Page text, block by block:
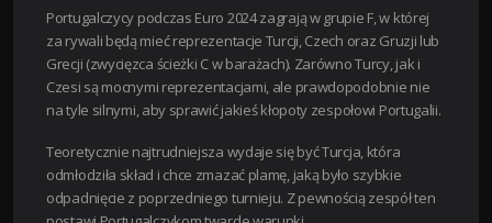
Portugalczycy podczas Euro 2024 zagrają w grupie F, w której
za rywali będą mieć reprezentacje Turcji, Czech oraz Gruzji lub
Grecji (zwycięzca ścieżki C w barażach). Zarówno Turcy, jak i
Czesi są mocnymi reprezentacjami, ale prawdopodobnie nie
na tyle silnymi, aby sprawić jakieś kłopoty zespołowi Portugalii.
Teoretycznie najtrudniejsza wydaje się być Turcja, która
odmłodziła skład i chce zmazać plamę, jaką było szybkie
odpadnięcie z poprzedniego turnieju. Z pewnością zespół ten